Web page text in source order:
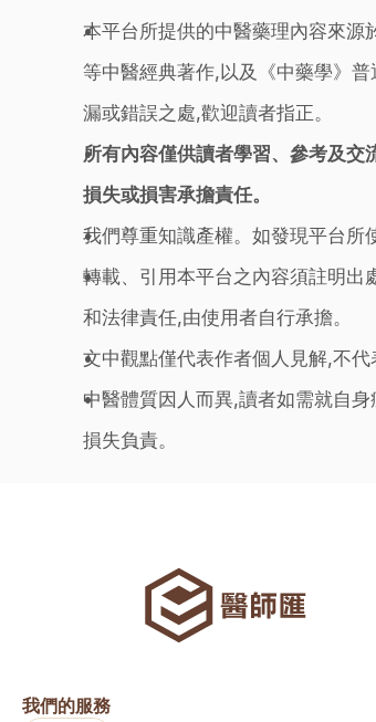
本平台所提供的中醫藥理內容來源
等中醫經典著作,以及《中藥學》
漏或錯誤之處,歡迎讀者指正。
所有內容僅供讀者學習、參考及
損失或損害承擔責任。
我們尊重知識產權。如發現平台所
轉載、引用本平台之內容須註明出
和法律責任,由使用者自行承擔。
文中觀點僅代表作者個人見解,不
中醫體質因人而異,讀者如需就自
損失負責。
我們的服務